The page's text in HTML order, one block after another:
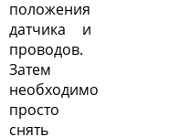
положения
датчика и
проводов.
Затем
необходимо
просто
снять